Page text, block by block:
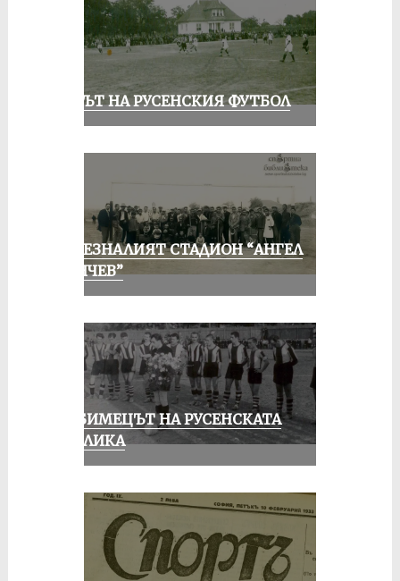
ВЕКЪТ НА РУСЕНСКИЯ ФУТБОЛ
ИЗЧЕЗНАЛИЯТ СТАДИОН “АНГЕЛ
КЪНЧЕВ”
ЛЮБИМЕЦЪТ НА РУСЕНСКАТА
ПУБЛИКА